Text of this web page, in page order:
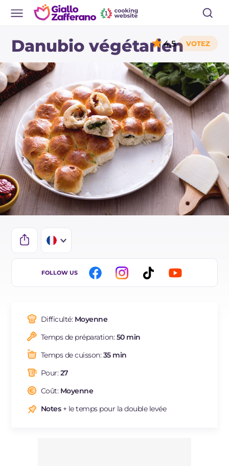
Danubio végétarien
4,5
IT
DE
ES
NL
FOLLOW US
Difficulté: Moyenne
Temps de préparation:50 min
Temps de cuisson:35 min
Pour:27
Coût: Moyenne
Notes+ le temps pour la double levée